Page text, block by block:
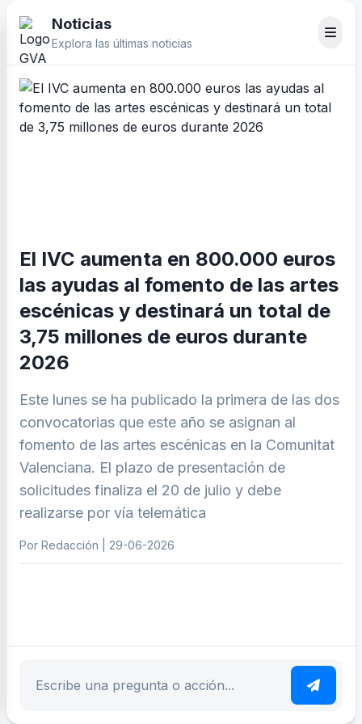
Noticias
Explora las últimas noticias
El IVC aumenta en 800.000 euros
las ayudas al fomento de las artes
escénicas y destinará un total de
3,75 millones de euros durante
2026
Este lunes se ha publicado la primera de las dos
convocatorias que este año se asignan al
fomento de las artes escénicas en la Comunitat
Valenciana. El plazo de presentación de
solicitudes finaliza el 20 de julio y debe
realizarse por vía telemática
Por Redacción | 29-06-2026
Escribe tu pregunta